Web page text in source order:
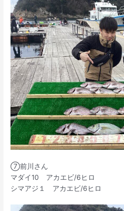
⑦前川さん
マダイ10 アカエビ/6ヒロ
シマアジ１ アカエビ/6ヒロ